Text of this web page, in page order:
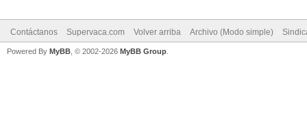
Contáctanos Supervaca.com Volver arriba Archivo (Modo simple)
Powered By MyBB , © 2002-2026 MyBB Group